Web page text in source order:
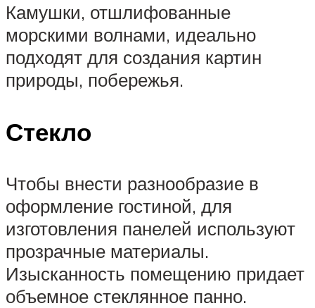
Камушки, отшлифованные
морскими волнами, идеально
подходят для создания картин
природы, побережья.
Стекло
Чтобы внести разнообразие в
оформление гостиной, для
изготовления панелей используют
прозрачные материалы.
Изысканность помещению придает
объемное стеклянное панно.